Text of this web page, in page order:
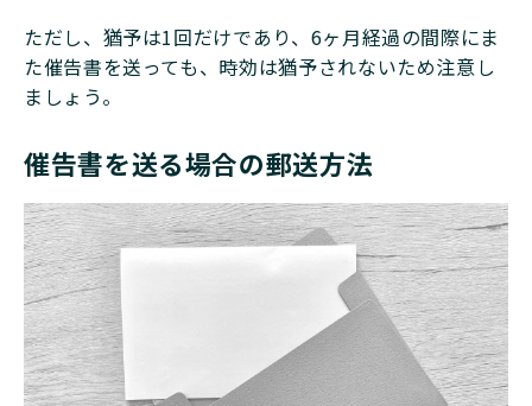
ただし、猶予は1回だけであり、6ヶ月経過の間際にま
た催告書を送っても、時効は猶予されないため注意し
ましょう。
催告書を送る場合の郵送方法